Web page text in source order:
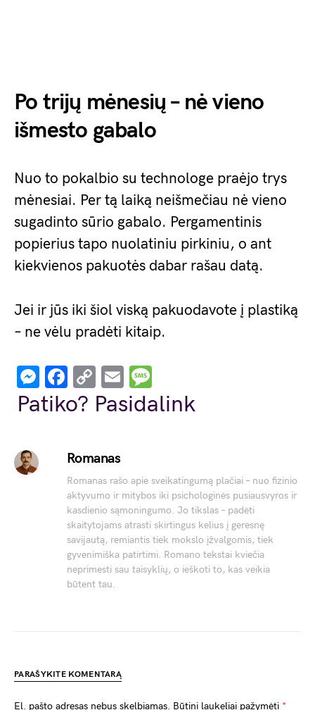
Po trijų mėnesių – nė vieno
išmesto gabalo
Nuo to pokalbio su technologe praėjo trys
mėnesiai. Per tą laiką neišmečiau nė vieno
sugadinto sūrio gabalo. Pergamentinis
popierius tapo nuolatiniu pirkiniu, o ant
kiekvienos pakuotės dabar rašau datą.
Jei ir jūs iki šiol viską pakuodavote į plastiką
– ne vėlu pradėti kitaip.
Messenger
Facebook
Copy
Link
Email
Patiko? Pasidalink
Romanas
Romanas rašo apie sveikatingumą plačiai – nuo fizinio
aktyvumo ir mitybos iki psichologinės pusiausvyros ir
kasdienio sąmoningumo. Jo tikslas – padėti
skaitytojams atrasti skirtingus kelius į geresnę
savijautą, remiantis tiek mokslo įžvalgomis, tiek
gyvenimiška patirtimi. Romano tekstai kviečia
neprimesti sau taisyklių, o ieškoti to, kas veikia
būtent tau.
PARAŠYKITE KOMENTARĄ
El. pašto adresas nebus skelbiamas. Būtini laukeliai pažymėti *